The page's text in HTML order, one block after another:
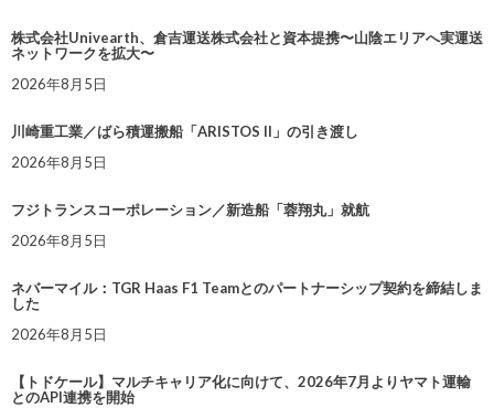
株式会社Univearth、倉吉運送株式会社と資本提携〜山陰エリアへ実運送
ネットワークを拡大〜
2026年8月5日
川崎重工業／ばら積運搬船「ARISTOS II」の引き渡し
2026年8月5日
フジトランスコーポレーション／新造船「蓉翔丸」就航
2026年8月5日
ネバーマイル：TGR Haas F1 Teamとのパートナーシップ契約を締結しま
した
2026年8月5日
【トドケール】マルチキャリア化に向けて、2026年7月よりヤマト運輸
とのAPI連携を開始